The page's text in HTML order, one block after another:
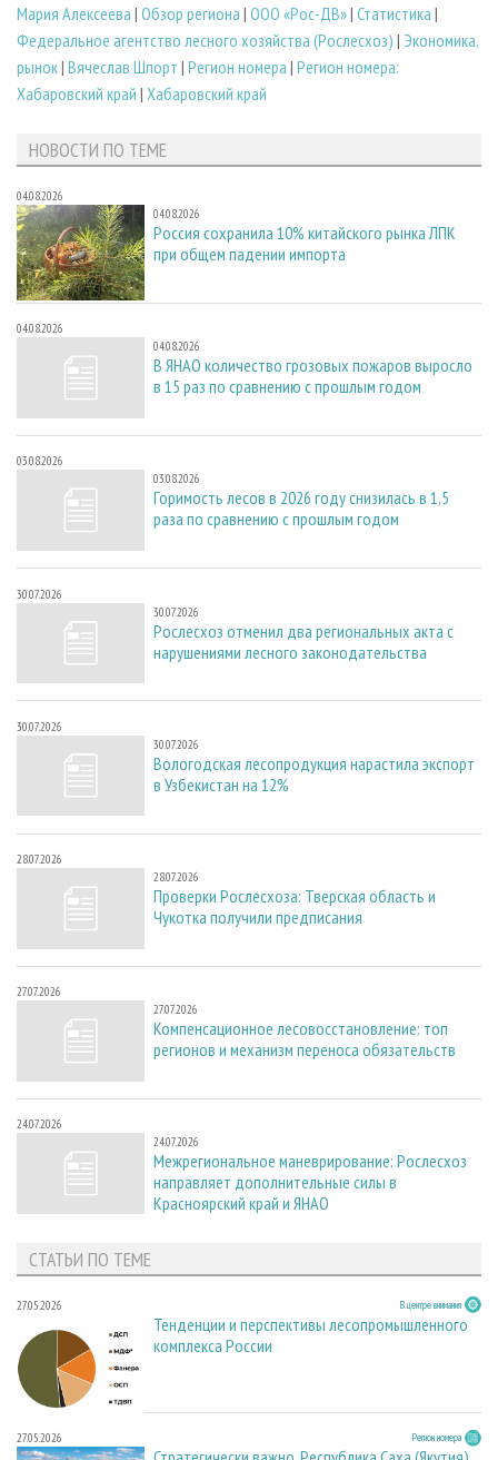
Мария Алексеева | Обзор региона | ООО «Рос-ДВ»| Статистика |
Федеральное агентство лесного хозяйства (Рослесхоз) | Экономика,
рынок| Вячеслав Шпорт | Регион номера | Регион номера:
Хабаровский край | Хабаровский край
НОВОСТИ ПО ТЕМЕ
04.08.2026
04.08.2026
Россия сохранила 10% китайского рынка ЛПК
при общем падении импорта
04.08.2026
04.08.2026
В ЯНАО количество грозовых пожаров выросло
в 15 раз по сравнению с прошлым годом
03.08.2026
03.08.2026
Горимость лесов в 2026 году снизилась в 1,5
раза по сравнению с прошлым годом
30.07.2026
30.07.2026
Рослесхоз отменил два региональных акта с
нарушениями лесного законодательства
30.07.2026
30.07.2026
Вологодская лесопродукция нарастила экспорт
в Узбекистан на 12%
28.07.2026
28.07.2026
Проверки Рослесхоза: Тверская область и
Чукотка получили предписания
27.07.2026
27.07.2026
Компенсационное лесовосстановление: топ
регионов и механизм переноса обязательств
24.07.2026
24.07.2026
Межрегиональное маневрирование: Рослесхоз
направляет дополнительные силы в
Красноярский край и ЯНАО
СТАТЬИ ПО ТЕМЕ
27.05.2026 В центре внимания
Тенденции и перспективы лесопромышленного
комплекса России
27.05.2026 Регион номера